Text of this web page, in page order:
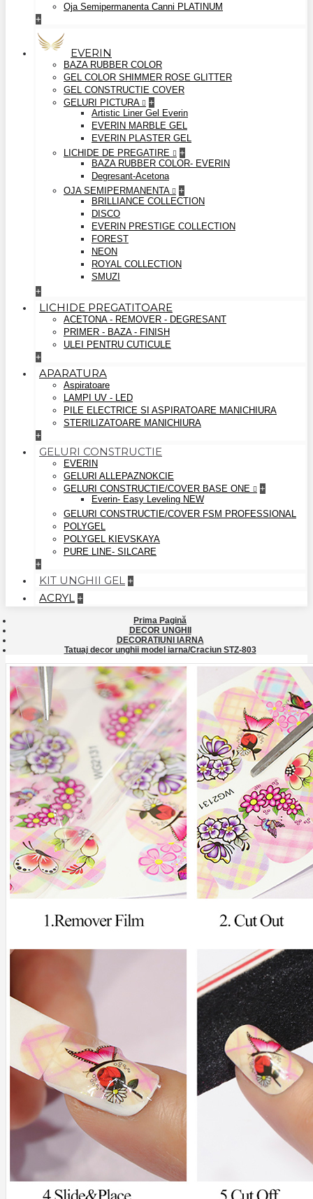
Oja Semipermanenta Canni PLATINUM
+
EVERIN
BAZA RUBBER COLOR
GEL COLOR SHIMMER ROSE GLITTER
GEL CONSTRUCTIE COVER
GELURI PICTURA
+
Artistic Liner Gel Everin
EVERIN MARBLE GEL
EVERIN PLASTER GEL
LICHIDE DE PREGATIRE
+
BAZA RUBBER COLOR- EVERIN
Degresant-Acetona
OJA SEMIPERMANENTA
+
BRILLIANCE COLLECTION
DISCO
EVERIN PRESTIGE COLLECTION
FOREST
NEON
ROYAL COLLECTION
SMUZI
+
LICHIDE PREGATITOARE
ACETONA - REMOVER - DEGRESANT
PRIMER - BAZA - FINISH
ULEI PENTRU CUTICULE
+
APARATURA
Aspiratoare
LAMPI UV - LED
PILE ELECTRICE SI ASPIRATOARE MANICHIURA
STERILIZATOARE MANICHIURA
+
GELURI CONSTRUCTIE
EVERIN
GELURI ALLEPAZNOKCIE
GELURI CONSTRUCTIE/COVER BASE ONE
+
Everin- Easy Leveling NEW
GELURI CONSTRUCTIE/COVER FSM PROFESSIONAL
POLYGEL
POLYGEL KIEVSKAYA
PURE LINE- SILCARE
+
KIT UNGHII GEL +
ACRYL +
Prima Pagină
DECOR UNGHII
DECORATIUNI IARNA
Tatuaj decor unghii model iarna/Craciun STZ-803